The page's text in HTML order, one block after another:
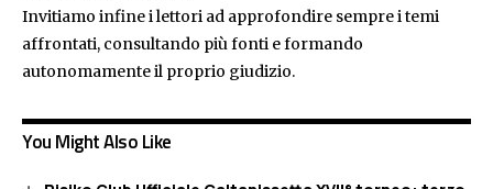
Invitiamo infine i lettori ad approfondire sempre i temi
affrontati, consultando più fonti e formando
autonomamente il proprio giudizio.
You Might Also Like